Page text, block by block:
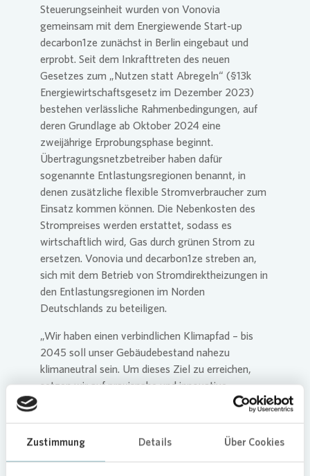
Zustimmung Details Über Cookies
Steuerungseinheit wurden von Vonovia
gemeinsam mit dem Energiewende Start-up
decarbon1ze zunächst in Berlin eingebaut und
erprobt. Seit dem Inkrafttreten des neuen
Gesetzes zum „Nutzen statt Abregeln“ (§13k
Energiewirtschaftsgesetz im Dezember 2023)
bestehen verlässliche Rahmenbedingungen, auf
deren Grundlage ab Oktober 2024 eine
zweijährige Erprobungsphase beginnt.
Übertragungsnetzbetreiber haben dafür
sogenannte Entlastungsregionen benannt, in
denen zusätzliche flexible Stromverbraucher zum
Einsatz kommen können. Die Nebenkosten des
Strompreises werden erstattet, sodass es
wirtschaftlich wird, Gas durch grünen Strom zu
ersetzen. Vonovia und decarbon1ze streben an,
sich mit dem Betrieb von Stromdirektheizungen in
den Entlastungsregionen im Norden
Deutschlands zu beteiligen.
„Wir haben einen verbindlichen Klimapfad – bis
2045 soll unser Gebäudebestand nahezu
klimaneutral sein. Um dieses Ziel zu erreichen,
setzen wir auf praxisnahe und innovative
Methoden. Wir freuen uns daher, dass uns das
Sicherheit gibt, eine gute Innovation für unseren
Gebäudebestand wirtschaftlich nutzen zu